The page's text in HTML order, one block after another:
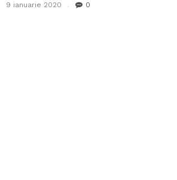
9 ianuarie 2020 0